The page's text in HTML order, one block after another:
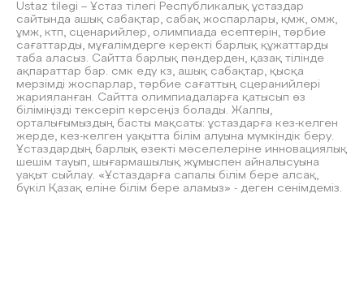
Ustaz tilegi – Ұстаз тілегі Республикалық ұстаздар
сайтында ашық сабақтар, сабақ жоспарлары, қмж, омж,
ұмж, ктп, сценарийлер, олимпиада есептерін, тәрбие
сағаттарды, мұғалімдерге керекті барлық құжаттарды
таба аласыз. Сайтта барлық пәндерден, қазақ тілінде
ақпараттар бар. смк еду кз, ашық сабақтар, қысқа
мерзімді жоспарлар, тәрбие сағаттың сцеранийлері
жарияланған. Сайтта олимпиадаларға қатысып өз
біліміңізді тексеріп көрсеңіз болады. Жалпы,
орталығымыздың басты мақсаты: ұстаздарға кез-келген
жерде, кез-келген уақытта білім алуына мүмкіндік беру.
Ұстаздардың барлық өзекті мәселелеріне инновациялық
шешім тауып, шығармашылық жұмыспен айналысуына
уақыт сыйлау. «Ұстаздарға сапалы білім бере алсақ,
бүкіл Қазақ еліне білім бере аламыз» - деген сенімдеміз.